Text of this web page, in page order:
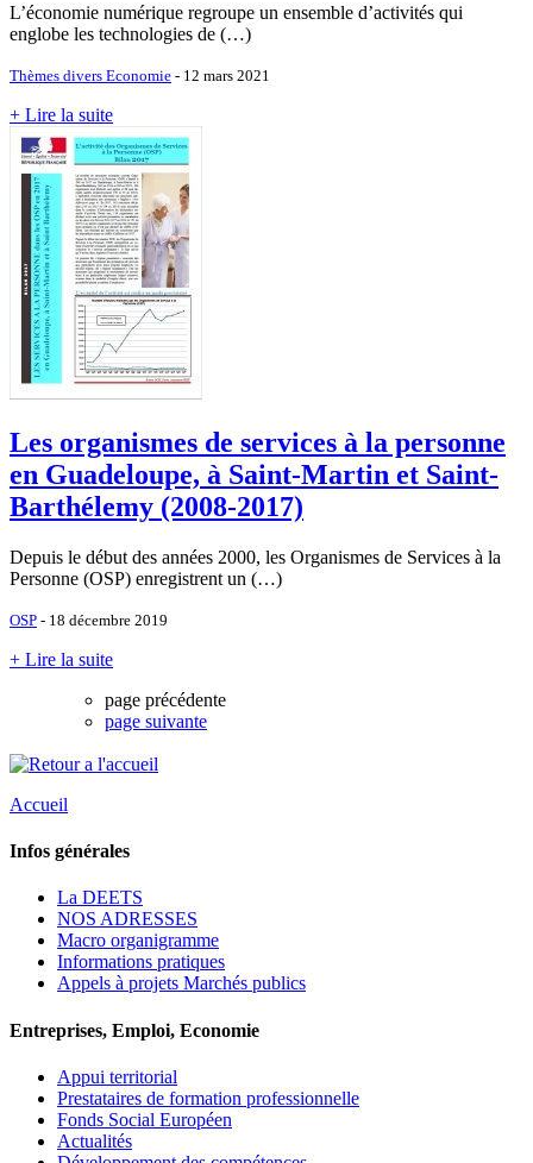
L’économie numérique regroupe un ensemble d’activités qui
englobe les technologies de (…)
Thèmes divers Economie - 12 mars 2021
+ Lire la suite
Les organismes de services à la personne
en Guadeloupe, à Saint-Martin et Saint-
Barthélemy (2008-2017)
Depuis le début des années 2000, les Organismes de Services à la
Personne (OSP) enregistrent un (…)
OSP - 18 décembre 2019
+ Lire la suite
page précédente
page suivante
Accueil
Infos générales
La DEETS
NOS ADRESSES
Macro organigramme
Informations pratiques
Appels à projets Marchés publics
Entreprises, Emploi, Economie
Appui territorial
Prestataires de formation professionnelle
Fonds Social Européen
Actualités